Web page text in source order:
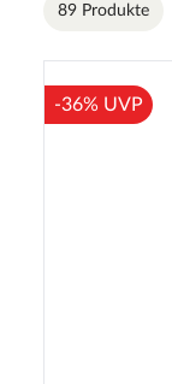
89 Produkte
-36% UVP